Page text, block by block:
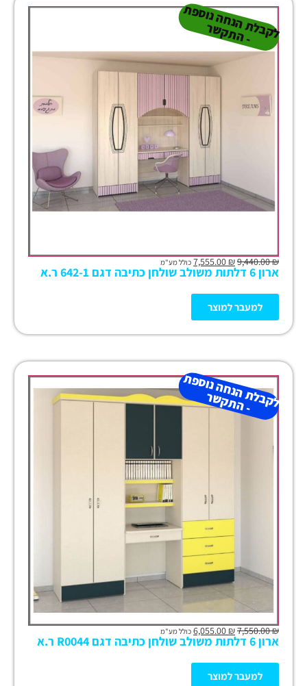
ל
ק
ב
ל
ת
הנ
ח
ה נו
ס
פ
ת
-
ה
ת
ק
ש
ר
₪
9,440.00
₪ כולל מע"מ
ארון 6 דלתות משולב שולחן כתיבה דגם 642-1 ר.א
למעבר למוצר
ל
ק
ב
ל
ת
הנ
ח
ה נו
ס
פ
ת
-
ה
ת
ק
ש
ר
₪
7,550.00
₪ כולל מע"מ
ארון 6 דלתות משולב שולחן כתיבה דגם R0044 ר.א
למעבר למוצר